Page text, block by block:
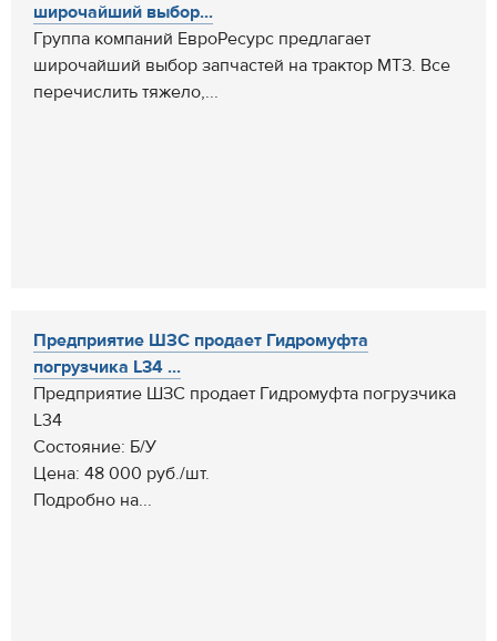
широчайший выбор...
Группа компаний ЕвроРесурс предлагает
широчайший выбор запчастей на трактор МТЗ. Все
перечислить тяжело,...
Предприятие ШЗС продает Гидромуфта
погрузчика L34 ...
Предприятие ШЗС продает Гидромуфта погрузчика
L34
Состояние: Б/У
Цена: 48 000 руб./шт.
Подробно на...